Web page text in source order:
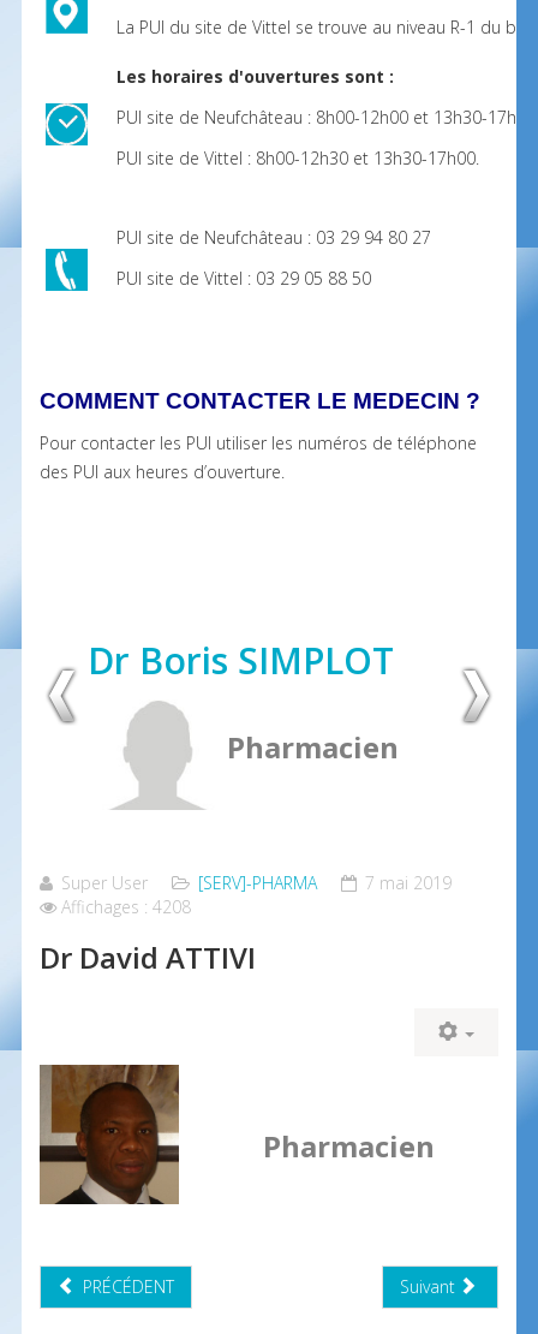
La PUI du site de Vittel se trouve au niveau R-1 du
Les horaires d'ouvertures sont :
PUI site de Neufchâteau : 8h00-12h00 et 13h30-17h30.
PUI site de Vittel : 8h00-12h30 et 13h30-17h00.
PUI site de Neufchâteau : 03 29 94 80 27
PUI site de Vittel : 03 29 05 88 50
COMMENT CONTACTER LE MEDECIN ?
Pour contacter les PUI utiliser les numéros de téléphone
des PUI aux heures d’ouverture.
Dr Boris SIMPLOT
Pharmacien
Super User [SERV]-PHARMA
7 mai 2019
Affichages : 4208
Dr David ATTIVI
Pharmacien
PRÉCÉDENT Suivant